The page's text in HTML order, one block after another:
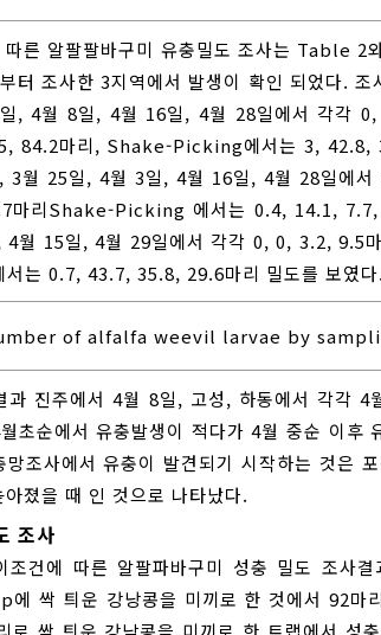
른 알팔팔바구미 유충밀도 조사는 Table 2
터 조사한 3지역에서 발생이 확인 되었다.
, 4월 8일, 4월 16일, 4월 28일에서 각
84.2마리, Shake-Picking에서는 3, 42.8,
, 3월 25일, 4월 3일, 4월 16일, 4월 28일
리Shake-Picking 에서는 0.4, 14.1, 7.7,
4월 15일, 4월 29일에서 각각 0, 0, 3.2,
는 0.7, 43.7, 35.8, 29.6마리 밀도를 보였다.
of alfalfa weevil larvae by
과 진주에서 4월 8일, 고성, 하동에서 각각
초순에서 유충발생이 적다가 4월 중순 이후
조사에서 유충이 발견되기 시작하는 것은
졌을 때 인 것으로 나타났다.
조사
건에 따른 알팔파바구미 성충 밀도 조사
싹 틔운 강낭콩을 미끼로 한 것에서 92마